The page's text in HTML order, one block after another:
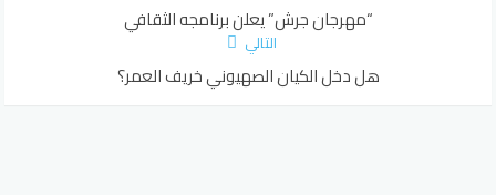
“مهرجان جرش” يعلن برنامجه الثقافي
التالي
هل دخل الكيان الصهيوني خريف العمر؟